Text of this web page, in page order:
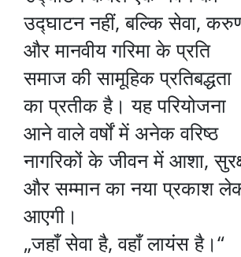
उद्घाटन नहीं, बल्कि सेवा,
और मानवीय गरिमा के प्रति
समाज की सामूहिक प्रतिबद्धता
का प्रतीक है। यह परियोजना
आने वाले वर्षों में अनेक वरिष्ठ
नागरिकों के जीवन में आशा,
और सम्मान का नया प्रकाश
आएगी।
„जहाँ सेवा है, वहाँ लायंस है।“